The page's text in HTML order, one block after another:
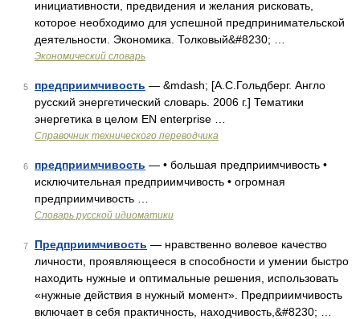
инициативности, предвидения и желания рисковать,
которое необходимо для успешной предпринимательской
деятельности. Экономика. Толковый&#8230; …
Экономический словарь
5 предприимчивость — &mdash; [А.С.Гольдберг. Англо
русский энергетический словарь. 2006 г.] Тематики
энергетика в целом EN enterprise …
Справочник технического переводчика
6 предприимчивость — • большая предприимчивость •
исключительная предприимчивость • огромная
предприимчивость …
Словарь русской идиоматики
7 Предприимчивость — нравственно волевое качество
личности, проявляющееся в способности и умении быстро
находить нужные и оптимальные решения, использовать
«нужные действия в нужный момент». Предприимчивость
включает в себя практичность, находчивость,&#8230; …